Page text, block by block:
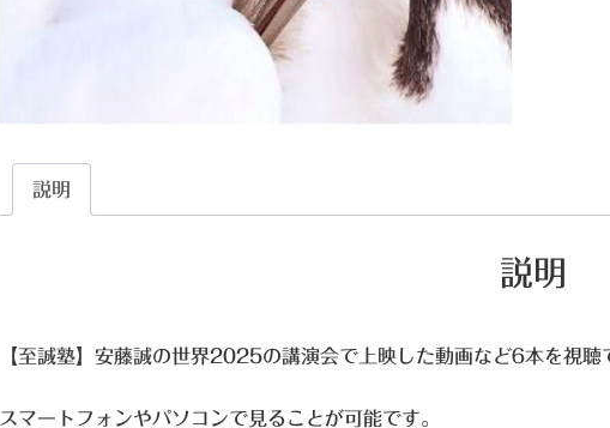
説明
説明
【至誠塾】安藤誠の世界2025の講演会で上映した動画など6本を視聴
スマートフォンやパソコンで見ることが可能です。